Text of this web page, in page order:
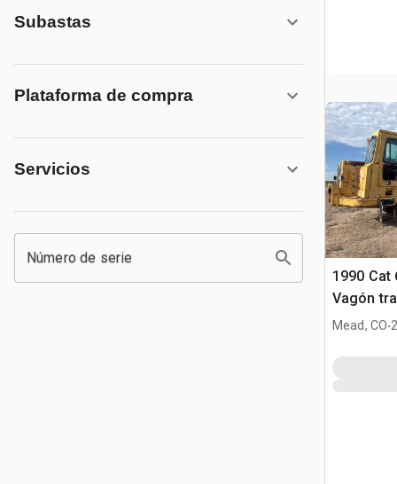
Subastas
Plataforma de compra
Servicios
Número de serie
1990 Cat
Vagón
agua
Mead, CO.